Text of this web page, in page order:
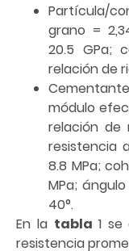
Partícula/
grano =
20.5 GPa;
relación de
módulo
relación de
resistencia
8.8 MPa;
MPa;
40°.
En la tabla 1
resistencia